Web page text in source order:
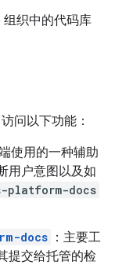
组织中的代码库
问以下功能：
使用的一种辅助
用户意图以及如
platform-docs
docs ：主要工
提交给托管的检